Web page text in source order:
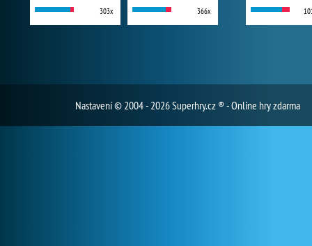
303x 366x
Nastavení© 2004 - 2026 Superhry.cz ® - Online hry zdarma